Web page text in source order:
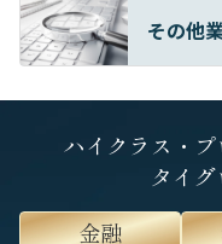
その他
ハイクラス・
タイ
金融